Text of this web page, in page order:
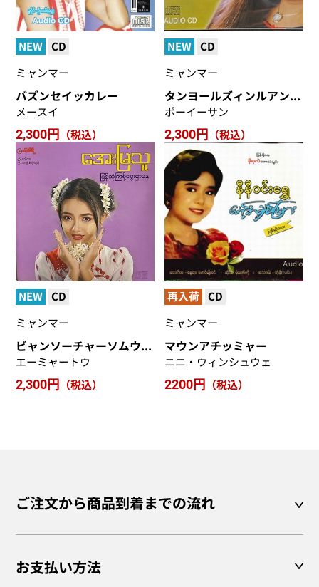
NEW CD
ミャンマー
バズンセイッカレー
メースイ
2,300円
（税込）
NEW CD
ミャンマー
タンヨールズィンルアンティンディージョー
ポーイーサン
2,300円
（税込）
NEW CD
ミャンマー
ビャンソーチャーソムウェダーネ
エーミャートウ
2,300円
（税込）
再入荷 CD
ミャンマー
マウンアチッミャー
ニニ・ウィンシュウェ
2200円
（税込）
ご注文から商品到着までの流れ
お支払い方法